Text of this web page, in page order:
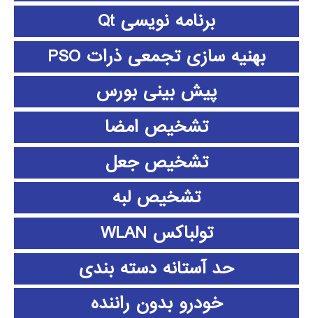
برنامه نویسی Qt
بهنیه سازی تجمعی ذرات PSO
پیش بینی بورس
تشخیص امضا
تشخیص جعل
تشخیص لبه
تولباکس WLAN
حد آستانه دسته بندی
خودرو بدون راننده